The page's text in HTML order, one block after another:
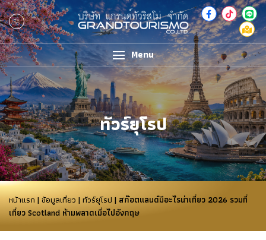
Menu
ทัวร์ยุโรป
หน้าแรก |ข้อมูลเที่ยว |ทัวร์ยุโรป | สก๊อตแลนด์มีอะไรน่าเที่ยว 2026 รวมที่
เที่ยว Scotland ห้ามพลาดเมื่อไปอังกฤษ